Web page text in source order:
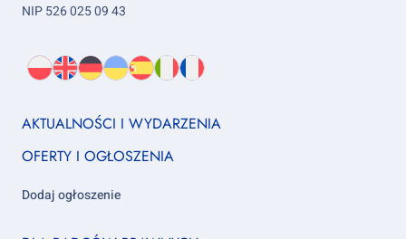
NIP 526 025 09 43
Wybierz
język:
PL
O
EN
About
DE
About
UK
About
ES
About
IT
About
FR
About
Footer
1
AKTUALNOŚCI I WYDARZENIA
OFERTY I OGŁOSZENIA
Dodaj ogłoszenie